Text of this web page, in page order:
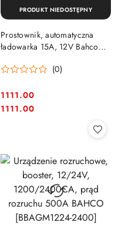
Prostownik, automatyczna
ładowarka 15A, 12V Bahco
(0)
Cena:
1111.00
Cena:
1111.00
PRODUKT NIEDOSTĘPNY